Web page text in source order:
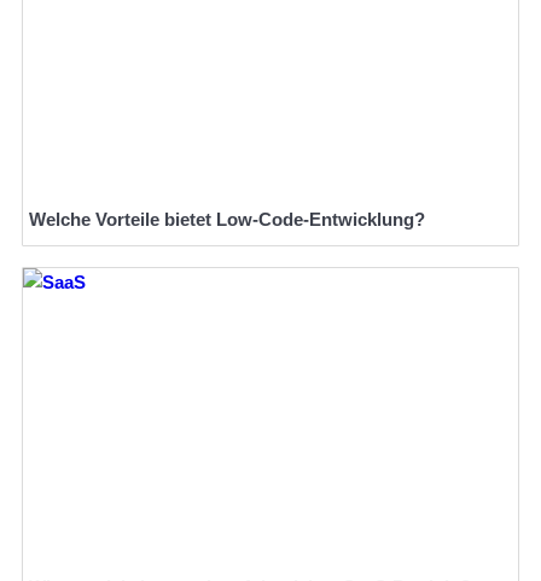
Welche Vorteile bietet Low-Code-Entwicklung?